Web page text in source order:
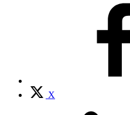
X